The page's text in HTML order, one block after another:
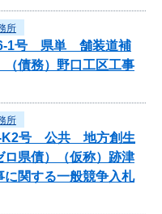
所
1号 県単 舗装道補
債務）野口工区工事
所
K2号 公共 地方創生
県債）（仮称）跡津
に関する一般競争入札